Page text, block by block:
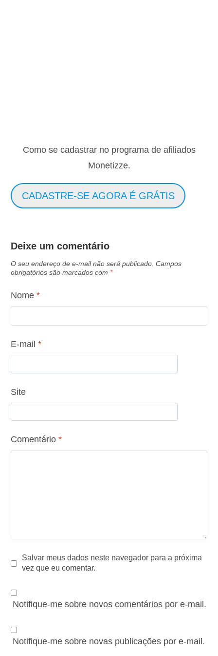
Como se cadastrar no programa de afiliados
Monetizze.
CADASTRE-SE AGORA É GRÁTIS
Deixe um comentário
O seu endereço de e-mail não será publicado. Campos
obrigatórios são marcados com *
Nome*
E-mail*
Site
Comentário*
Salvar meus dados neste navegador para a próxima
vez que eu comentar.
Notifique-me sobre novos comentários por e-mail.
Notifique-me sobre novas publicações por e-mail.